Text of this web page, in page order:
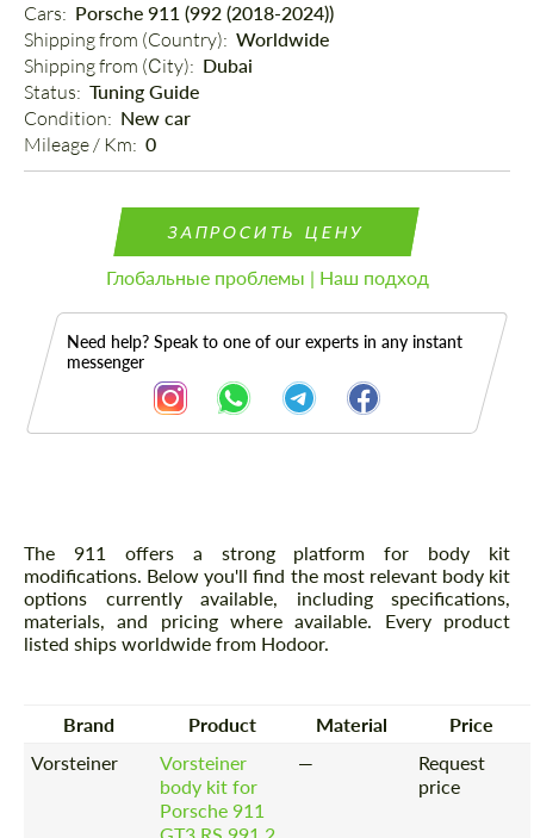
Cars: Porsche 911 (992 (2018-2024))
Shipping from (Country): Worldwide
Shipping from (Сity): Dubai
Status: Tuning Guide
Condition: New car
Mileage / Km: 0
ЗАПРОСИТЬ ЦЕНУ
Глобальные проблемы | Наш подход
Need help? Speak to one of our experts in any instant
messenger
Описание
The 911 offers a strong platform for body kit
modifications. Below you'll find the most relevant body kit
options currently available, including specifications,
materials, and pricing where available. Every product
listed ships worldwide from Hodoor.
Brand Product Material
Price
Vorsteiner
Vorsteiner
body kit for
Porsche 911
—
Request
price